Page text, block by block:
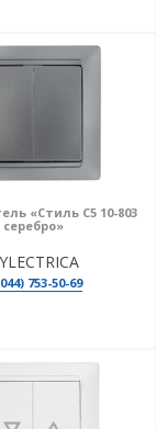
«Стиль С5 10-803
серебро»
753-50-69